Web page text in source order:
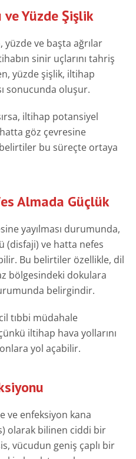
ve Yüzde Şişlik
ve başta ağrılar
sinir uçlarını tahriş
yüzde şişlik, iltihap
sonucunda oluşur.
iltihap potansiyel
göz çevresine
bu süreçte ortaya
Almada Güçlük
yayılması durumunda,
(disfaji) ve hatta nefes
Bu belirtiler özellikle, dil
bölgesindeki dokulara
belirgindir.
tıbbi müdahale
iltihap hava yollarını
yol açabilir.
ve enfeksiyon kana
olarak bilinen ciddi bir
vücudun geniş çaplı bir